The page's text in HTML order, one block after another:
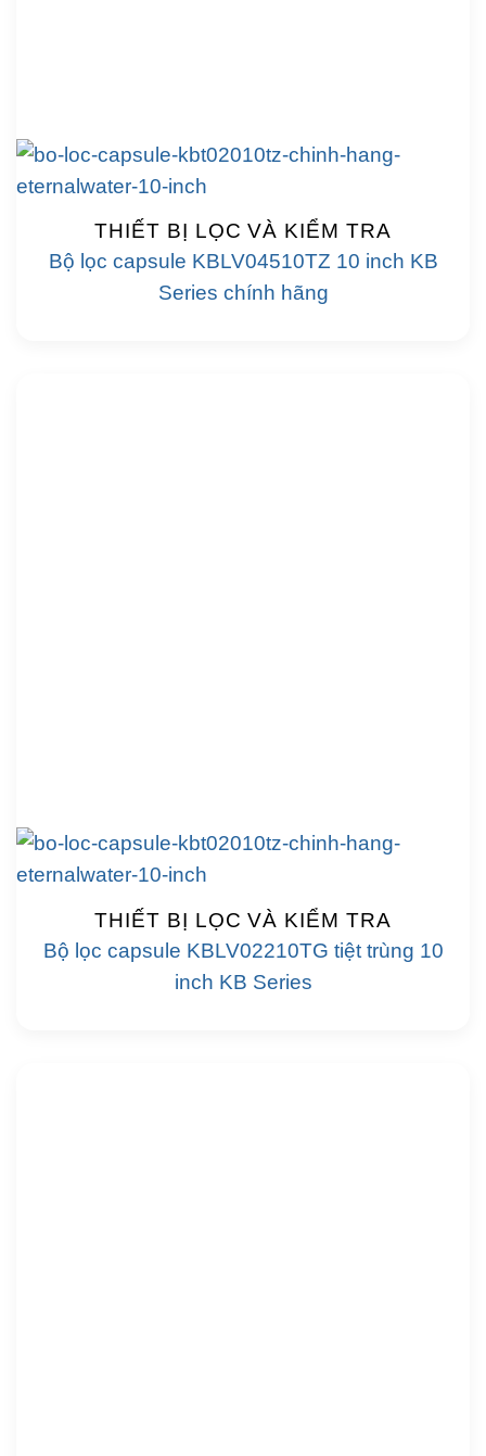
THIẾT BỊ LỌC VÀ KIỂM TRA
Bộ lọc capsule KBLV04510TZ 10 inch KB
Series chính hãng
THIẾT BỊ LỌC VÀ KIỂM TRA
Bộ lọc capsule KBLV02210TG tiệt trùng 10
inch KB Series